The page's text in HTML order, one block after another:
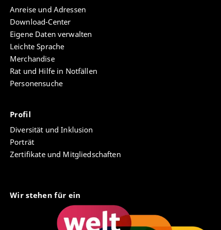
Anreise und Adressen
Download-Center
Eigene Daten verwalten
Leichte Sprache
Merchandise
Rat und Hilfe in Notfällen
Personensuche
Profil
Diversität und Inklusion
Porträt
Zertifikate und Mitgliedschaften
Wir stehen für ein